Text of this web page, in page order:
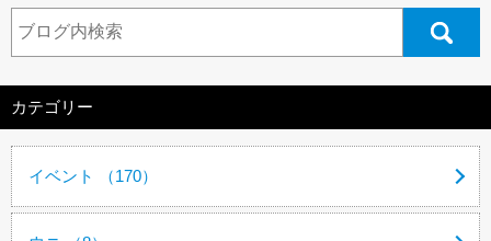
カテゴリー
イベント （170）